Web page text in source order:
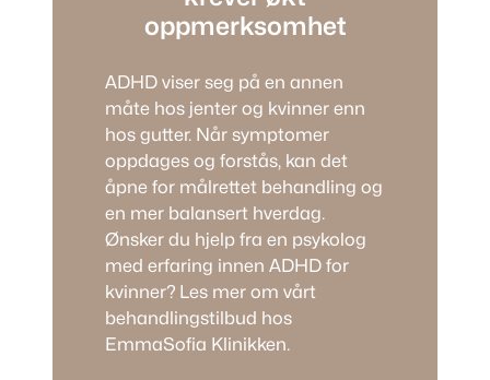
oppmerksomhet
ADHD viser seg på en annen
måte hos jenter og kvinner enn
hos gutter. Når symptomer
oppdages og forstås, kan det
åpne for målrettet behandling og
en mer balansert hverdag.
Ønsker du hjelp fra en psykolog
med erfaring innen ADHD for
kvinner? Les mer om vårt
behandlingstilbud hos
EmmaSofia Klinikken.